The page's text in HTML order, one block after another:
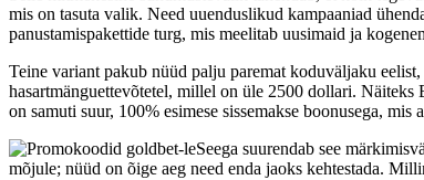
mis on tasuta valik. Need uuenduslikud kampaaniad
panustamispakettide turg, mis meelitab uusimaid ja
Teine variant pakub nüüd palju paremat koduväljaku
hasartmänguettevõtetel, millel on üle 2500 dollari.
on samuti suur, 100% esimese sissemakse boonusega, mis
Seega suurendab see
mõjule; nüüd on õige aeg need enda jaoks kehtestada.